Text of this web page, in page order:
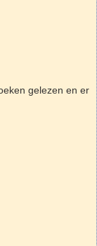
gelezen en er